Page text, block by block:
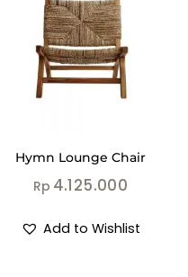
Hymn Lounge Chair
Rp 4.125.000
Add to Wishlist